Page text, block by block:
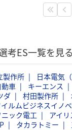
考ES一覧を見る
製作所 日本電気（
動車 キーエンス
ダ 村田製作所
ルムビジネスイノ
ック電工 アイ
タカラトミー